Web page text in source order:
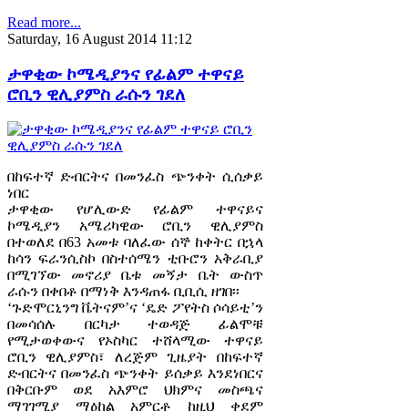
Read more...
Saturday, 16 August 2014 11:12
ታዋቂው ኮሜዲያንና የፊልም ተዋናይ
ሮቢን ዊሊያምስ ራሱን ገደለ
በከፍተኛ ድብርትና በመንፈስ ጭንቀት ሲሰቃይ
ነበር
ታዋቂው የሆሊውድ የፊልም ተዋናይና
ኮሜዲያን አሜሪካዊው ሮቢን ዊሊያምስ
በተወለደ በ63 አመቱ ባለፈው ሰኞ ከቀትር በኋላ
ከሳን ፍራንሲስኮ በስተሰሜን ቲቡሮን አቅራቢያ
በሚገኘው መኖሪያ ቤቱ መኝታ ቤት ውስጥ
ራሱን በቀበቶ በማነቅ እንዳጠፋ ቢቢሲ ዘገበ፡፡
‘ጉድሞርኒንግ ቬትናም’ና ‘ዴድ ፖየትስ ሶሳይቲ’ን
በመሳሰሉ በርካታ ተወዳጅ ፊልሞቹ
የሚታወቀውና የኦስካር ተሸላሚው ተዋናይ
ሮቢን ዊሊያምስ፣ ለረጅም ጊዜያት በከፍተኛ
ድብርትና በመንፈስ ጭንቀት ይሰቃይ እንደነበርና
በቅርቡም ወደ አእምሮ ህክምና መስጫና
ማገገሚያ ማዕከል አምርቶ ከዚህ ቀደም